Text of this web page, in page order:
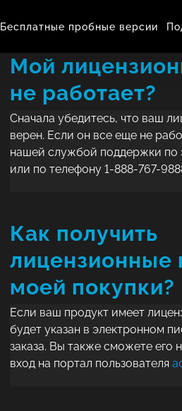
Бесплатные пробные версии
Мой
не работает?
Сначала убедитесь, что ваш
верен. Если он все еще не
нашей службой поддержки по
или по телефону 1-888-767-
Как получить
лицензионные
моей покупки?
Если ваш продукт имеет
будет указан в электронном
заказа. Вы также сможете его
вход на портал пользователя